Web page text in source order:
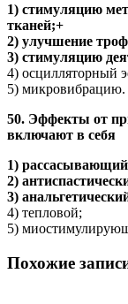
1) стимуляцию
тканей;+
2) улучшение
3) стимуляцию
4) осцилляторный
5) микровибрацию.
50. Эффекты от
включают в себя
1)
2)
3)
4) тепловой;
5)
Похожие